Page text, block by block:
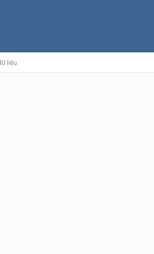
liệu